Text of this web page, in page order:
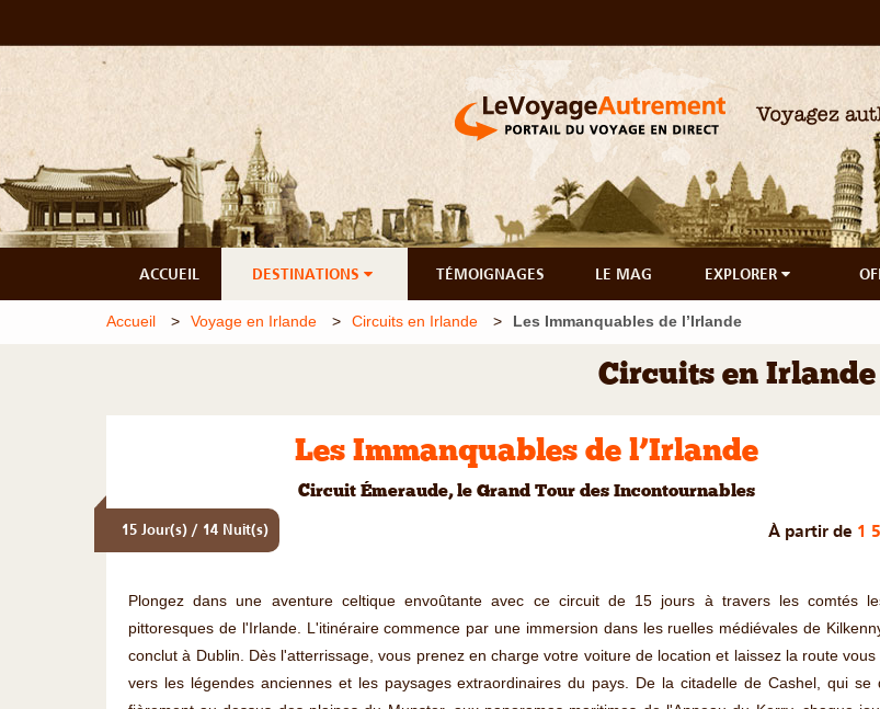
ACCUEIL DESTINATIONS TÉMOIGNAGES LE MAG EXPLORER
Accueil Voyage en Irlande Circuits en Irlande Les Immanquables de l’Irlande
Circuits en Irlande
Les Immanquables de l’Irlande
Circuit Émeraude, le Grand Tour des Incontournables
15 Jour(s) / 14 Nuit(s) À partir de 1
Plongez dans une aventure celtique envoûtante avec ce circuit de 15 jours à travers les comtés
pittoresques de l'Irlande. L'itinéraire commence par une immersion dans les ruelles médiévales de
conclut à Dublin. Dès l'atterrissage, vous prenez en charge votre voiture de location et laissez la route vous
vers les légendes anciennes et les paysages extraordinaires du pays. De la citadelle de Cashel, qui se